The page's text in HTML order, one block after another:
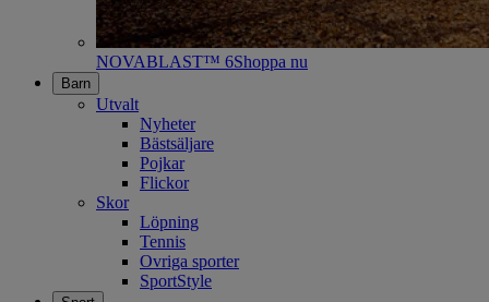
NOVABLAST™ 6Shoppa nu
Barn
Utvalt
Nyheter
Bästsäljare
Pojkar
Flickor
Skor
Löpning
Tennis
Ovriga sporter
SportStyle